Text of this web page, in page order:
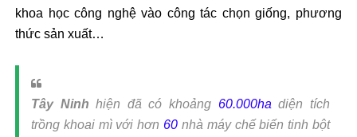
khoa học công nghệ vào công tác chọn giống, phương
thức sản xuất…
Tây Ninh hiện đã có khoảng 60.000ha diện tích
trồng khoai mì với hơn 60 nhà máy chế biến tinh bột